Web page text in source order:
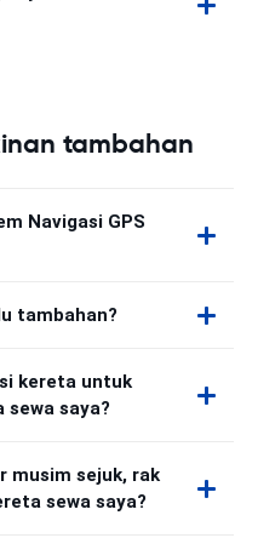
tambahan
Navigasi GPS
tambahan?
kereta untuk
sewa saya?
musim sejuk, rak
sewa saya?